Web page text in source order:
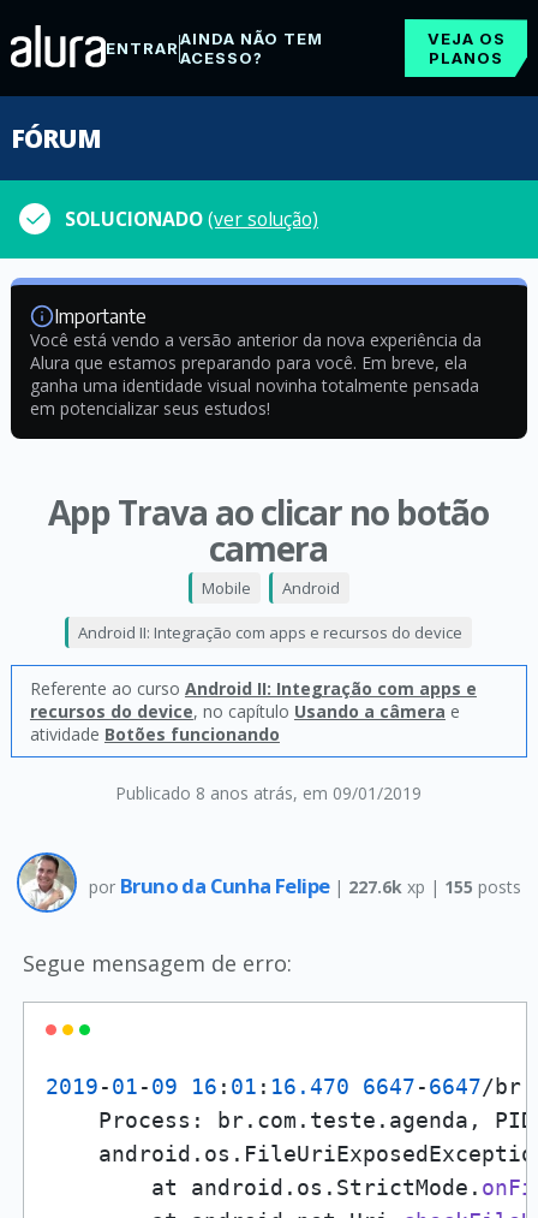
ENTRARAINDA NÃO TEM
ACESSO?
VEJA OS
PLANOS
FÓRUM
SOLUCIONADO(ver solução)
Importante
Você está vendo a versão anterior da nova experiência da
Alura que estamos preparando para você. Em breve, ela
ganha uma identidade visual novinha totalmente pensada
em potencializar seus estudos!
App Trava ao clicar no botão
camera
Publicado 8 anos atrás, em 09/01/2019
Mobile Android
Android II: Integração com apps e recursos do device
Referente ao curso Android II: Integração com apps e
recursos do device, no capítulo Usando a câmera e
atividade Botões funcionando
por Bruno da Cunha Felipe | 227.6k xp | 155 posts
Segue mensagem de erro:
2019-01-09 16 : 01 : 16.470 6647-6647/
Process: br.com.teste.agenda,
        at android.os.StrictMode.